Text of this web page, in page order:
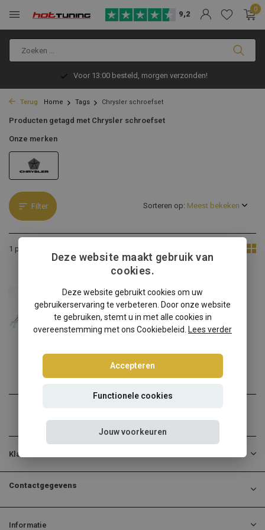
9,2
0
Voor 13:00 besteld, morgen verzonden!
Terug Home Tags Chrysler schroefset
Producten getagd met Chrysler schroefset
Onze merken
Filter
1 product
Sorteren op:
Chrysler 300C schroefset
Chrysler 300C ? Kies dan ...
€360,00
Klantenservice
Contactgegevens
Informatie
Deze website maakt gebruik van
cookies.
Deze website gebruikt cookies om uw
gebruikerservaring te verbeteren. Door onze website
te gebruiken, stemt u in met alle cookies in
overeenstemming met ons Cookiebeleid.
Lees verder
Accepteren
Functionele cookies
Jouw voorkeuren